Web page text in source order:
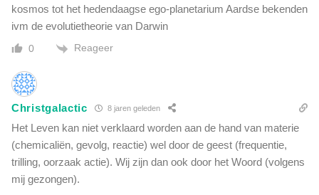
m
e
s
n
e
r
s
t
o
o
r
e
d
e
e
n
a
kosmos tot het hedendaagse ego-planetarium Aardse bekenden
ivm de evolutietheorie van Darwin
0 Reageer
Christgalactic 8 jaren geleden
Het Leven kan niet verklaard worden aan de hand van materie
(chemicaliën, gevolg, reactie) wel door de geest (frequentie,
trilling, oorzaak actie). Wij zijn dan ook door het Woord (volgens
mij gezongen).